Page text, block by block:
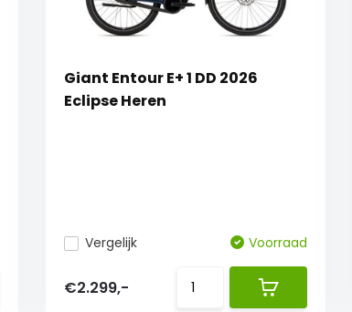
Giant Entour E+ 1 DD 2026
Eclipse Heren
Vergelijk Voorraad
€2.299,-